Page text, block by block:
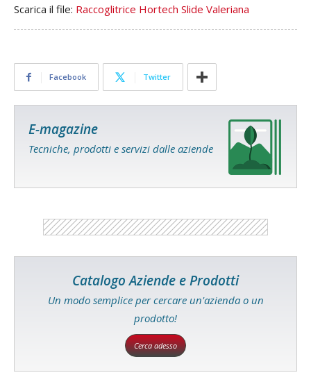
Scarica il file: Raccoglitrice Hortech Slide Valeriana
Facebook Twitter
E-magazine
Tecniche, prodotti e servizi dalle aziende
Catalogo Aziende e Prodotti
Un modo semplice per cercare un'azienda o un
prodotto!
Cerca adesso